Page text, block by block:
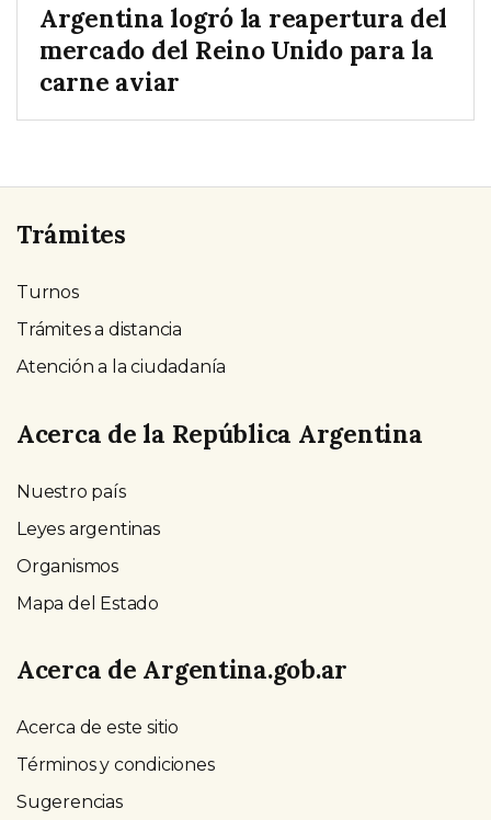
Argentina logró la reapertura del
mercado del Reino Unido para la
carne aviar
Trámites
Turnos
Trámites a distancia
Atención a la ciudadanía
Acerca de la República Argentina
Nuestro país
Leyes argentinas
Organismos
Mapa del Estado
Acerca de Argentina.gob.ar
Acerca de este sitio
Términos y condiciones
Sugerencias